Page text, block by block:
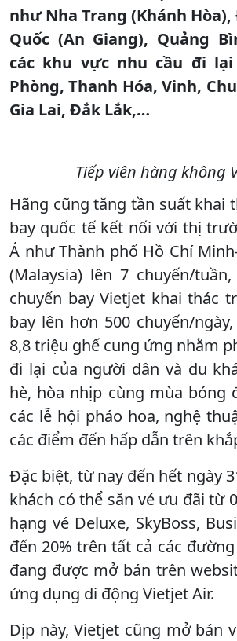
như Nha Trang (Khánh
Quốc (An Giang), Quảng
các khu vực nhu cầu đi
Phòng, Thanh Hóa, Vinh,
Gia Lai, Đắk Lắk,…
Tiếp viên hàng không
Hãng cũng tăng tần suất khai
bay quốc tế kết nối với thị
Á như Thành phố Hồ Chí
(Malaysia) lên 7 chuyến/
chuyến bay Vietjet khai thác
bay lên hơn 500 chuyến/
8,8 triệu ghế cung ứng nhằm
đi lại của người dân và du
hè, hòa nhịp cùng mùa bóng
các lễ hội pháo hoa, nghệ
các điểm đến hấp dẫn trên
Đặc biệt, từ nay đến hết ngày
khách có thể săn vé ưu đãi từ
hạng vé Deluxe, SkyBoss,
đến 20% trên tất cả các
đang được mở bán trên
ứng dụng di động Vietjet Air.
Dịp này, Vietjet cũng mở bán